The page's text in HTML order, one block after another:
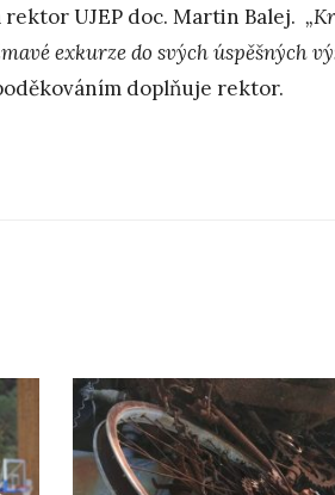
UJEP doc. Martin Balej.
exkurze do svých úspěšných
doplňuje rektor.